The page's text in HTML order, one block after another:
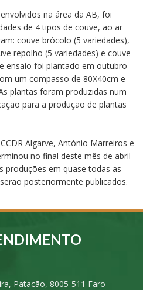
na área da AB, foi
de 4 tipos de couve, ao ar
couve brócolo (5 variedades),
repolho (5 variedades) e couve
ensaio foi plantado em outubro
um compasso de 80X40cm e
plantas foram produzidas num
para a produção de plantas
Algarve, António Marreiros e
no final deste mês de abril
produções em quase todas as
posteriormente publicados.
Patacão, 8005-511 Faro